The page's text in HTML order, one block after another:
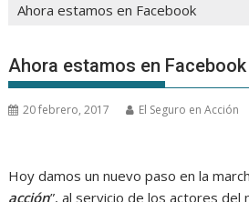
Ahora estamos en Facebook
Ahora estamos en Facebook
20 febrero, 2017 El Seguro en Acción
Hoy damos un nuevo paso en la
acción”, al servicio de los actores del